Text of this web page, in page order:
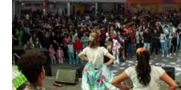
Rede de impacto social
Com presença em instituições
programa Universidade Gratuita já
vinculados ao sistema Acafe. A
Santa Catarina prevê bolsas
atividades de interesse coletivo